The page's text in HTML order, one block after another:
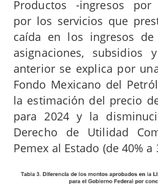
Productos -ingresos por
por los servicios que
caída en los ingresos de
asignaciones, subsidios
anterior se explica por
Fondo Mexicano del
la estimación del precio
para 2024 y la
Derecho de Utilidad
Pemex al Estado (de 40% a